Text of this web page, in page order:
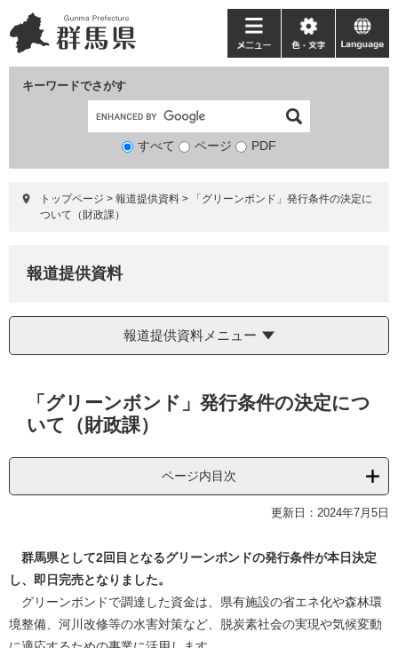
ー
ジ
ニ
ュ
て
キーワードでさがす
検
象
すべて ページ PDF
メ
ニ
ー
色・
文
language
トップページ > 報道提供資料 >
「グリーンボンド」発行条件の決定に
ついて（財政課）
報道提供資料
報道提供資料メニュー
「グリーンボンド」発行条件の決定につ
いて（財政課）
ページ内目次
更新日：2024年7月5日
群馬県として2回目となるグリーンボンドの発行条件が本日決定
し、即日完売となりました。
グリーンボンドで調達した資金は、県有施設の省エネ化や森林環
境整備、河川改修等の水害対策など、脱炭素社会の実現や気候変動